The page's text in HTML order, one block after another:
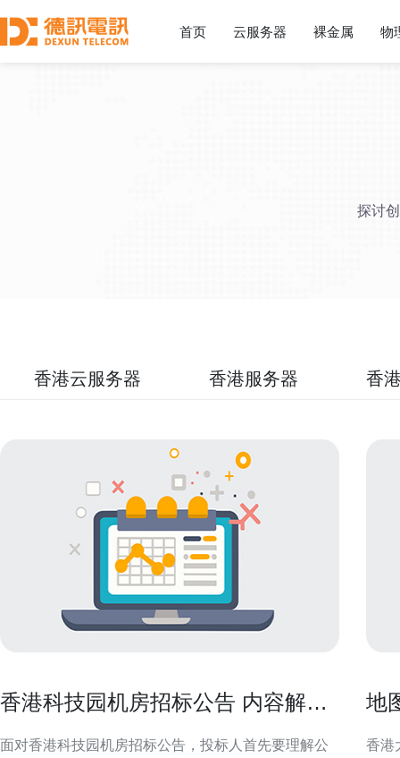
首页 云服务器 裸金属 物
探讨
香港云服务器 香港服务器 香
香港科技园机房招标公告 内容解读
面对香港科技园机房招标公告，投标人首先要理解公
地
香港大带